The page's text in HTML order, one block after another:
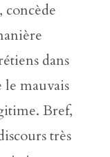
concède
dans
mauvais
Bref,
très